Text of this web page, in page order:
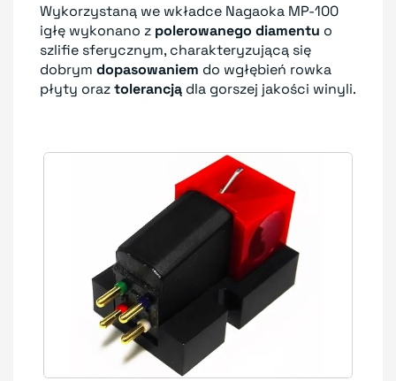
Wykorzystaną we wkładce Nagaoka MP-100
igłę wykonano z polerowanego diamentu o
szlifie sferycznym, charakteryzującą się
dobrym dopasowaniem do wgłębień rowka
płyty oraztolerancją dla gorszej jakości winyli.